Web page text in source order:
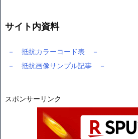
サイト内資料
－ 抵抗カラーコード表 －
－ 抵抗画像サンプル記事 －
スポンサーリンク